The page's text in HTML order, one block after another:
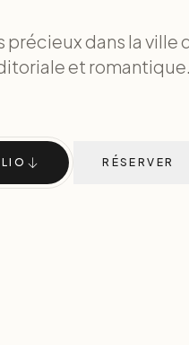
dans la ville
et romantique.
RÉSERVER